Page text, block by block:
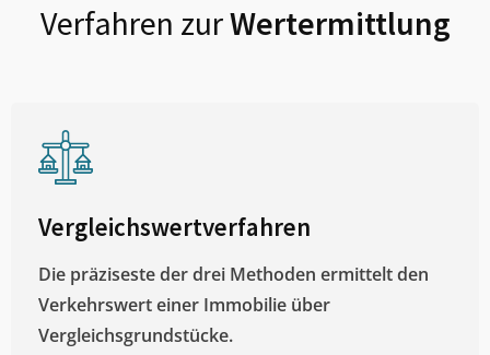
Verfahren zurWertermittlung
Vergleichswertverfahren
Die präziseste der drei Methoden ermittelt den
Verkehrswert einer Immobilie über
Vergleichsgrundstücke.